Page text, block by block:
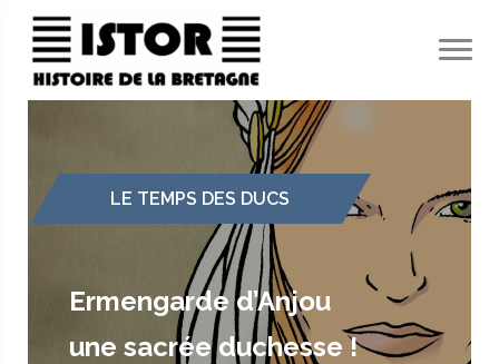
LE TEMPS DES DUCS
Ermengarde d’Anjou
une sacrée duchesse !
Panneau de gestion des cookies